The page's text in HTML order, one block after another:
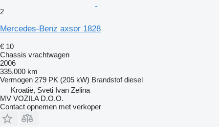
2
Mercedes-Benz axsor 1828
€ 10
Chassis vrachtwagen
2006
335.000 km
Vermogen 279 PK (205 kW) Brandstof diesel
Kroatië, Sveti Ivan Zelina
MV VOZILA D.O.O.
Contact opnemen met verkoper